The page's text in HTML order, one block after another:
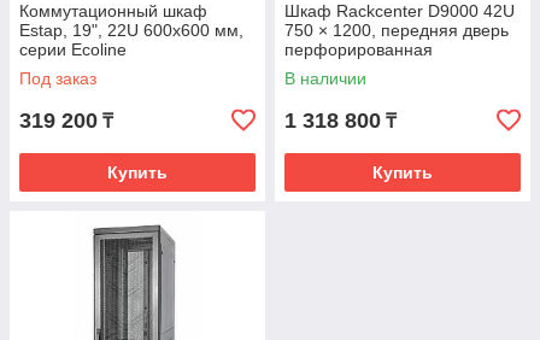
Коммутационный шкаф
Estap, 19", 22U 600x600 мм,
серии Ecoline
Под заказ
319 200 ₸
Купить
Шкаф Rackcenter D9000 42U
750 × 1200, передняя дверь
перфорированная
одностворчатая
В наличии
1 318 800 ₸
Купить